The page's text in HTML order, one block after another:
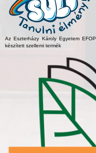
Az Eszterházy Károly Egyetem
készített szellemi termék